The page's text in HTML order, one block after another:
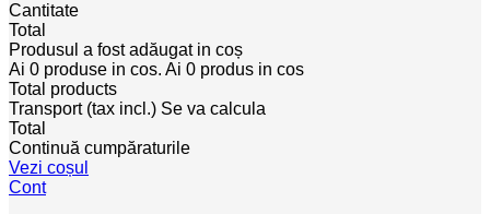
Cantitate
Total
Produsul a fost adăugat in coș
Ai 0 produse in cos. Ai 0 produs in cos
Total products
Transport (tax incl.) Se va calcula
Total
Continuă cumpăraturile
Vezi coșul
Cont